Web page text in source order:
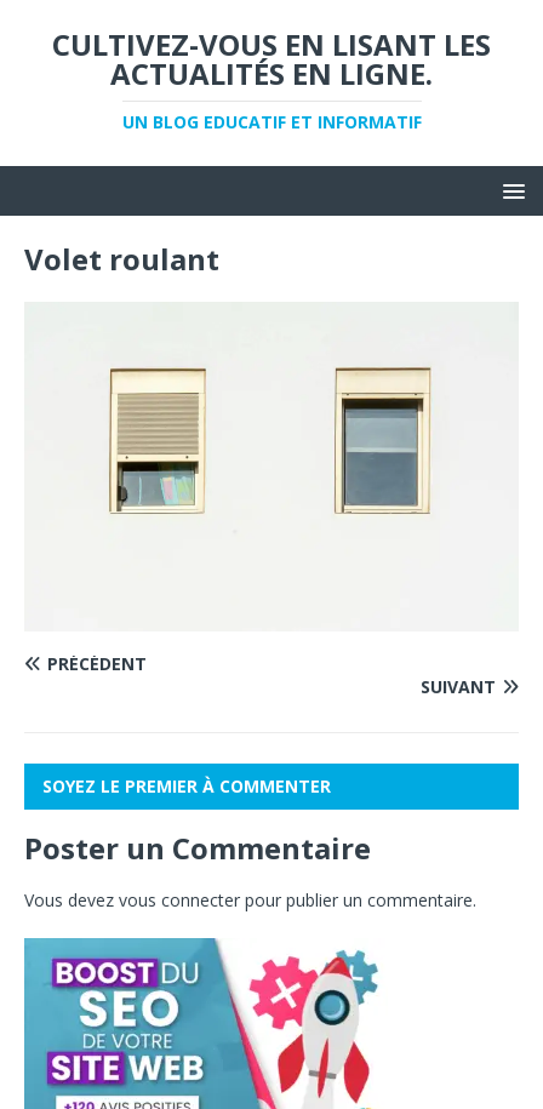
CULTIVEZ-VOUS EN LISANT LES
ACTUALITÉS EN LIGNE.
UN BLOG EDUCATIF ET INFORMATIF
Volet roulant
PRÉCÉDENT
SUIVANT
SOYEZ LE PREMIER À COMMENTER
Poster un Commentaire
Vous devez vous connecter pour publier un commentaire.